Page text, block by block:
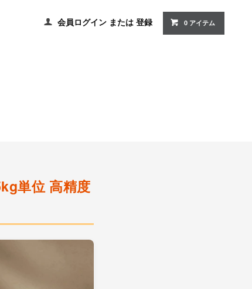
会員ログイン または登録 0 アイテム
単位 高精度